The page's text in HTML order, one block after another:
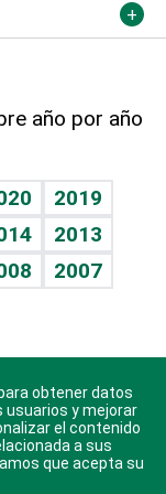
año por año
2019
2013
2007
Android, iOS y
obtener datos
y mejorar
el contenido
a sus
que acepta su